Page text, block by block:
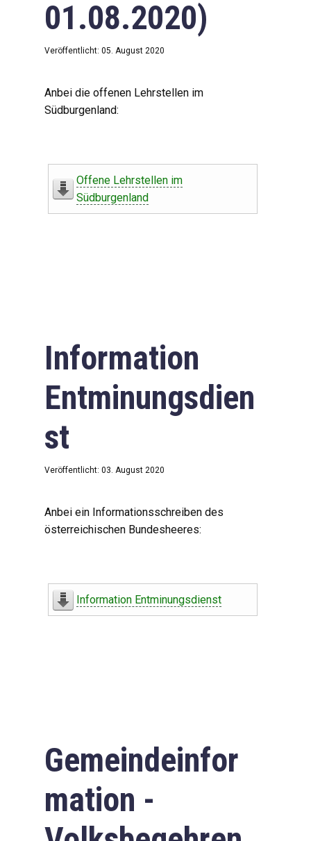
01.08.2020)
Veröffentlicht: 05. August 2020
Anbei die offenen Lehrstellen im
Südburgenland:
Offene Lehrstellen im
Südburgenland
Information
Entminungsdien
st
Veröffentlicht: 03. August 2020
Anbei ein Informationsschreiben des
österreichischen Bundesheeres:
Information Entminungsdienst
Gemeindeinfor
mation -